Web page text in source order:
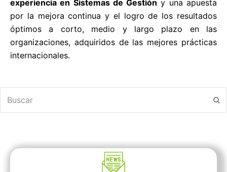
experiencia en Sistemas de Gestión y una apuesta
por la mejora continua y el logro de los resultados
óptimos a corto, medio y largo plazo en las
organizaciones, adquiridos de las mejores prácticas
internacionales.